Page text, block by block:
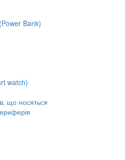
Bank)
watch)
що носяться